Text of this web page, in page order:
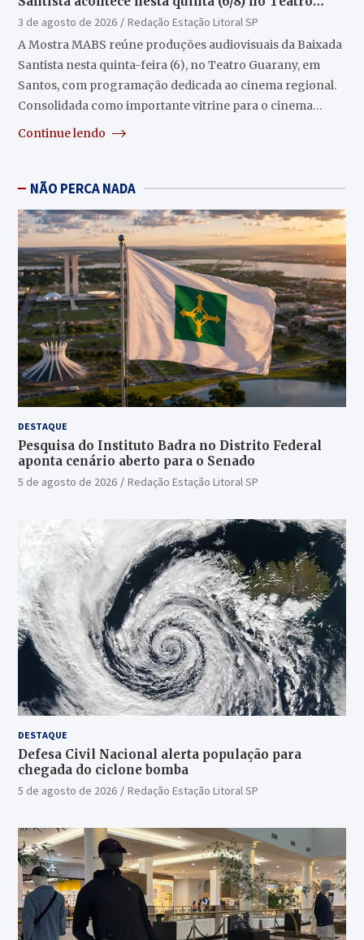
Guarany
3 de agosto de 2026
Redação Estação Litoral SP
A Mostra MABS reúne produções audiovisuais da Baixada
Santista nesta quinta-feira (6), no Teatro Guarany, em
Santos, com programação dedicada ao cinema regional.
Consolidada como importante vitrine para o cinema…
Continue lendo
NÃO PERCA NADA
DESTAQUE
Pesquisa do Instituto Badra no Distrito Federal
aponta cenário aberto para o Senado
5 de agosto de 2026 Redação Estação Litoral SP
DESTAQUE
Defesa Civil Nacional alerta população para
chegada do ciclone bomba
5 de agosto de 2026 Redação Estação Litoral SP